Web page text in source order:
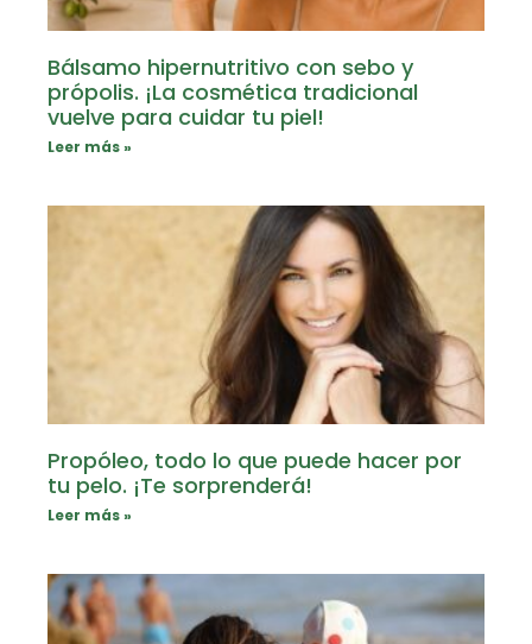
Bálsamo hipernutritivo con sebo y
própolis. ¡La cosmética tradicional
vuelve para cuidar tu piel!
Leer más »
Propóleo, todo lo que puede hacer por
tu pelo. ¡Te sorprenderá!
Leer más »